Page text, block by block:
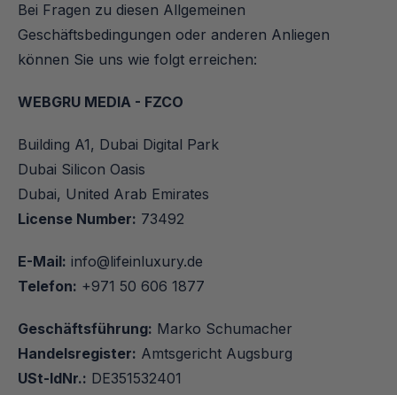
Bei Fragen zu diesen Allgemeinen
Geschäftsbedingungen oder anderen Anliegen
können Sie uns wie folgt erreichen:
WEBGRU MEDIA - FZCO
Building A1, Dubai Digital Park
Dubai Silicon Oasis
Dubai, United Arab Emirates
License Number: 73492
E-Mail: info@lifeinluxury.de
Telefon: +971 50 606 1877
Geschäftsführung: Marko Schumacher
Handelsregister: Amtsgericht Augsburg
USt-IdNr.: DE351532401